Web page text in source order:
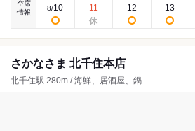
空席
情報
8/10 11 12 13
さかなさま 北千住本店
北千住駅 280m / 海鮮、居酒屋、鍋